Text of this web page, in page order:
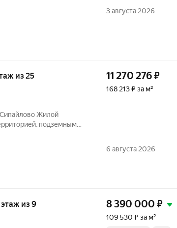
м2. Сделан
3 августа 2026
из 25
подземным
инфраструктуру и
11 270 276₽
168 213 ₽ за м²
6 августа 2026
этаж из 9 8 390 000 ₽
109 530 ₽ за м²